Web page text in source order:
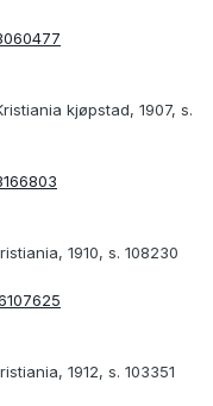
kjøpstad, 1907, s.
1910, s. 108230
1912, s. 103351